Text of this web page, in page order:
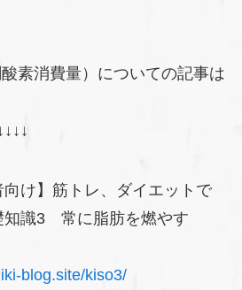
素消費量）についての記事は
け】筋トレ、ダイエットで
知識3 常に脂肪を燃やす
blog.site/kiso3/